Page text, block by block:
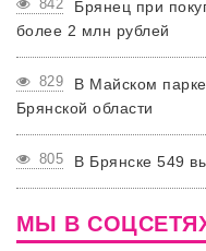
842
Брянец при
более 2 млн рублей
829
В Майском
Брянской области
805 В Брянске 549
МЫ В